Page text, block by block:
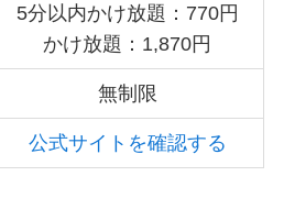
5分以内かけ放題：770円
かけ放題：1,870円
無制限
公式サイトを確認する